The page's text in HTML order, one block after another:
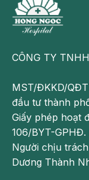
CÔNG TY
MST/ĐKKD/
đầu tư thành
Giấy phép hoạt
106/BYT-
Người chịu
Dương Thành